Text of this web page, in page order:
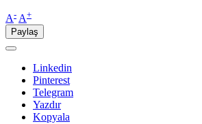
A- A+
Paylaş
Linkedin
Pinterest
Telegram
Yazdır
Kopyala